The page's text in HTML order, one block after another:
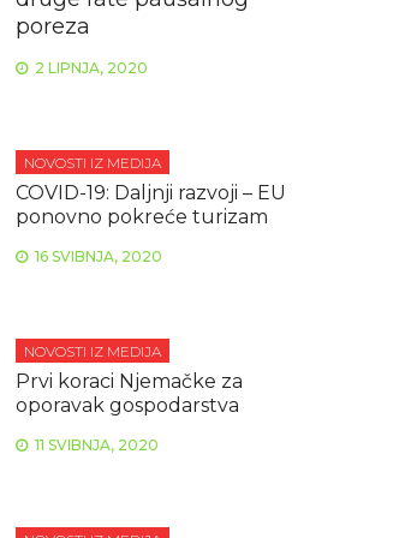
poreza
2 LIPNJA, 2020
NOVOSTI IZ MEDIJA
COVID-19: Daljnji razvoji – EU
ponovno pokreće turizam
16 SVIBNJA, 2020
NOVOSTI IZ MEDIJA
Prvi koraci Njemačke za
oporavak gospodarstva
11 SVIBNJA, 2020